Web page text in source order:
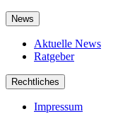
News
Aktuelle News
Ratgeber
Rechtliches
Impressum